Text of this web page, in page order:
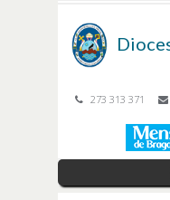
273 313 371